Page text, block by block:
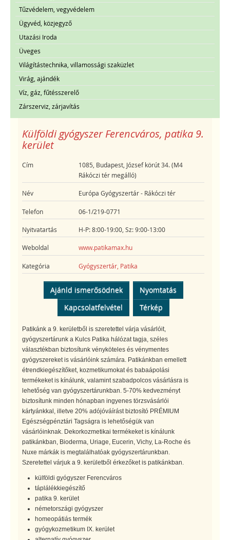
Tűzvédelem, vegyvédelem
Ügyvéd, közjegyző
Utazási Iroda
Üveges
Világítástechnika, villamossági szaküzlet
Virág, ajándék
Víz, gáz, fűtésszerelő
Zárszerviz, zárjavítás
Külföldi gyógyszer Ferencváros, patika 9.
kerület
Cím
1085, Budapest, József körút 34. (M4
Rákóczi tér megálló)
Név Európa Gyógyszertár - Rákóczi tér
Telefon 06-1/219-0771
Nyitvatartás H-P: 8:00-19:00, Sz: 9:00-13:00
Weboldal www.patikamax.hu
Kategória Gyógyszertár, Patika
Ajánld ismerősödnek
Nyomtatás
Kapcsolatfelvétel
Térkép
Patikánk a 9. kerületből is szeretettel várja vásárlóit,
gyógyszertárunk a Kulcs Patika hálózat tagja, széles
választékban biztosítunk vényköteles és vénymentes
gyógyszereket is vásárlóink számára. Patikánkban emellett
étrendkiegészítőket, kozmetikumokat és babaápolási
termékeket is kínálunk, valamint szabadpolcos vásárlásra is
lehetőség van gyógyszertárunkban. 5-70% kedvezményt
biztosítunk minden hónapban ingyenes törzsvásárlói
kártyánkkal, illetve 20% adójóváírást biztosító PRÉMIUM
Egészségpénztári Tagságra is lehetőségük van
vásárlóinknak. Dekorkozmetikai termékeket is kínálunk
patikánkban, Bioderma, Uriage, Eucerin, Vichy, La-Roche és
Nuxe márkák is megtalálhatóak gyógyszertárunkban.
Szeretettel várjuk a 9. kerületből érkezőket is patikánkban.
külföldi gyógyszer Ferencváros
táplálékkiegészítő
patika 9. kerület
németországi gyógyszer
homeopátiás termék
gyógykozmetikum IX. kerület